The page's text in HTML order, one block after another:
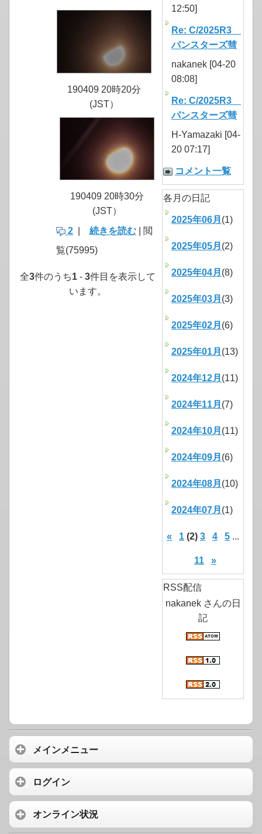
190409 20時20分
(JST）
190409 20時30分
(JST）
2
続きを読む | 閲
覧(75995)
全3件のうち1 - 3件目を表示して
います。
12:50]
Re: C/2025R3
パンスターズ彗
nakanek [04-20
08:08]
Re: C/2025R3
パンスターズ彗
H-Yamazaki [04-
20 07:17]
コメント一覧
各月の日記
2025年06月 (1)
2025年05月 (2)
2025年04月 (8)
2025年03月 (3)
2025年02月 (6)
2025年01月 (13)
2024年12月 (11)
2024年11月 (7)
2024年10月 (11)
2024年09月 (6)
2024年08月 (10)
2024年07月 (1)
« 1 (2) 3 4 5 ...
11 »
RSS配信
nakanek さんの日
記
メインメニュー
ログイン
オンライン状況